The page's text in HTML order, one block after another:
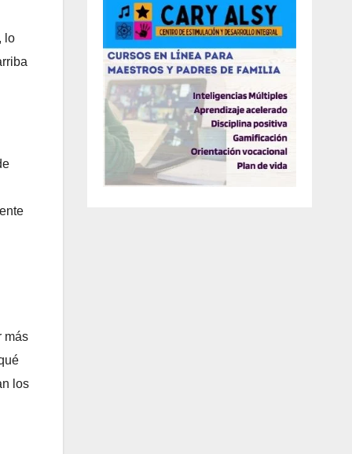
lo
más
los